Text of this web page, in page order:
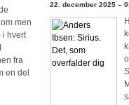
Steppeulven
men
hvert
fra
en del
22. december 2025 –